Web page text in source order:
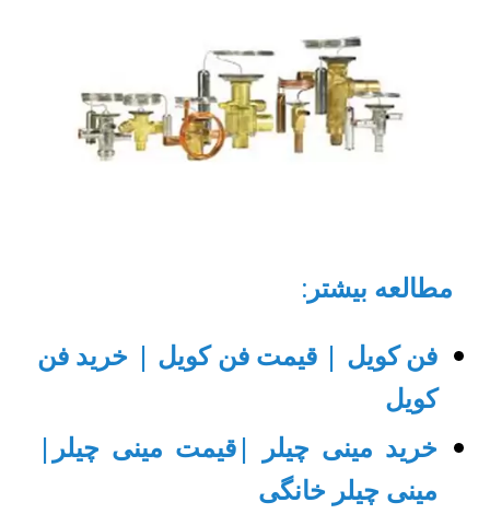
مطالعه بیشتر :
فن کویل | قیمت فن کویل | خرید فن
کویل
خرید مینی چیلر |قیمت مینی چیلر|
مینی چیلر خانگی